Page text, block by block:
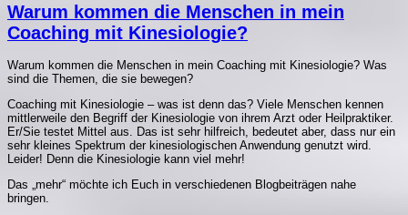
Warum kommen die Menschen in mein
Coaching mit Kinesiologie?
Warum kommen die Menschen in mein Coaching mit Kinesiologie? Was
sind die Themen, die sie bewegen?
Coaching mit Kinesiologie – was ist denn das? Viele Menschen kennen
mittlerweile den Begriff der Kinesiologie von ihrem Arzt oder Heilpraktiker.
Er/Sie testet Mittel aus. Das ist sehr hilfreich, bedeutet aber, dass nur ein
sehr kleines Spektrum der kinesiologischen Anwendung genutzt wird.
Leider! Denn die Kinesiologie kann viel mehr!
Das „mehr“ möchte ich Euch in verschiedenen Blogbeiträgen nahe
bringen.